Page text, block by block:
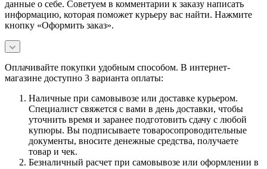
данные о себе. Советуем в комментарии к заказу написать
информацию, которая поможет курьеру вас найти. Нажмите
кнопку «Оформить заказ».
Оплачивайте покупки удобным способом. В интернет-
магазине доступно 3 варианта оплаты:
Наличные при самовывозе или доставке курьером.
Специалист свяжется с вами в день доставки, чтобы
уточнить время и заранее подготовить сдачу с любой
купюры. Вы подписываете товаросопроводительные
документы, вносите денежные средства, получаете
товар и чек.
Безналичный расчет при самовывозе или оформлении в